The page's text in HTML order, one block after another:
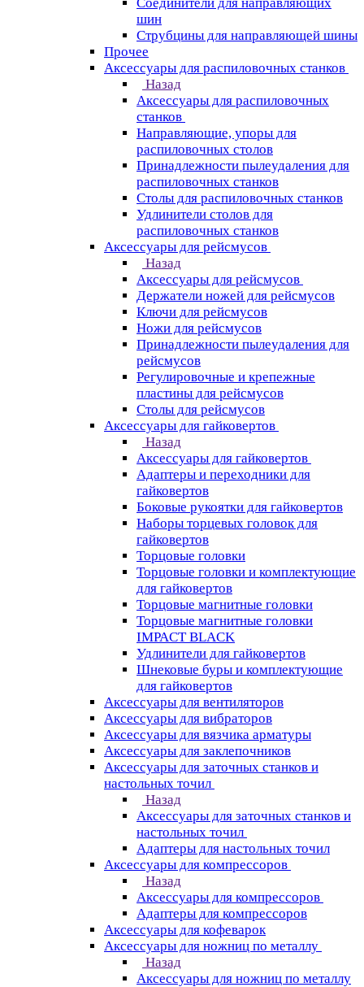
шин
Струбцины для направляющей шины
Прочее
Аксессуары для распиловочных станков
Назад
Аксессуары для распиловочных
станков
Направляющие, упоры для
распиловочных столов
Принадлежности пылеудаления для
распиловочных станков
Столы для распиловочных станков
Удлинители столов для
распиловочных станков
Аксессуары для рейсмусов
Назад
Аксессуары для рейсмусов
Держатели ножей для рейсмусов
Ключи для рейсмусов
Ножи для рейсмусов
Принадлежности пылеудаления для
рейсмусов
Регулировочные и крепежные
пластины для рейсмусов
Столы для рейсмусов
Аксессуары для гайковертов
Назад
Аксессуары для гайковертов
Адаптеры и переходники для
гайковертов
Боковые рукоятки для гайковертов
Наборы торцевых головок для
гайковертов
Торцовые головки
Торцовые головки и комплектующие
для гайковертов
Торцовые магнитные головки
Торцовые магнитные головки
IMPACT BLACK
Удлинители для гайковертов
Шнековые буры и комплектующие
для гайковертов
Аксессуары для вентиляторов
Аксессуары для вибраторов
Аксессуары для вязчика арматуры
Аксессуары для заклепочников
Аксессуары для заточных станков и
настольных точил
Назад
Аксессуары для заточных станков и
настольных точил
Адаптеры для настольных точил
Аксессуары для компрессоров
Назад
Аксессуары для компрессоров
Адаптеры для компрессоров
Аксессуары для кофеварок
Аксессуары для ножниц по металлу
Назад
Аксессуары для ножниц по металлу